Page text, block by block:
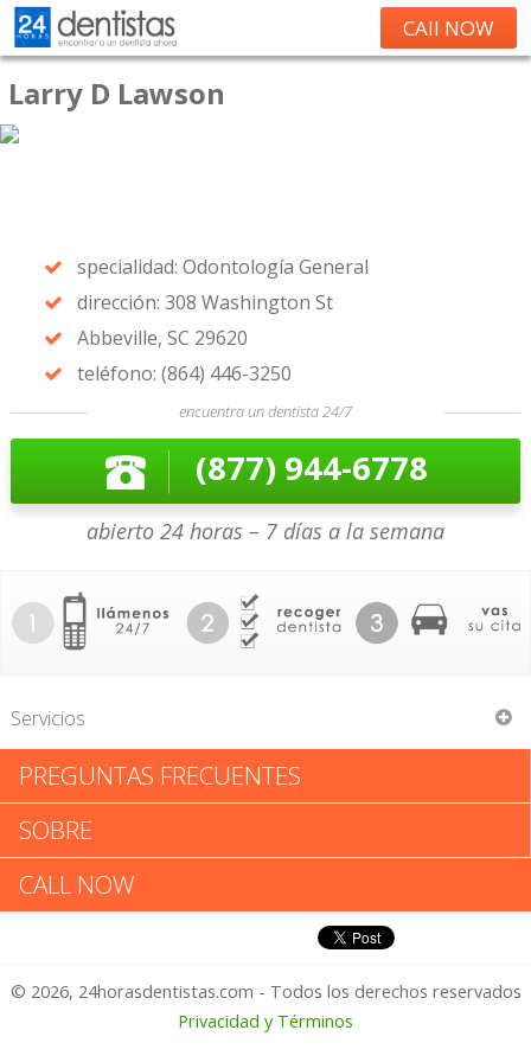
CAll NOW
Larry D Lawson
specialidad: Odontología General
dirección: 308 Washington St
Abbeville, SC 29620
teléfono: (864) 446-3250
encuentra un dentista 24/7
(877) 944-6778
abierto 24 horas – 7 días a la semana
Servicios
Larry D Lawson
Larry D Lawson: Califica tu
Experiencia
1 – No Feliz
PREGUNTAS FRECUENTES
SOBRE
CALL NOW
© 2026, 24horasdentistas.com - Todos los derechos reservados
Privacidad y Términos